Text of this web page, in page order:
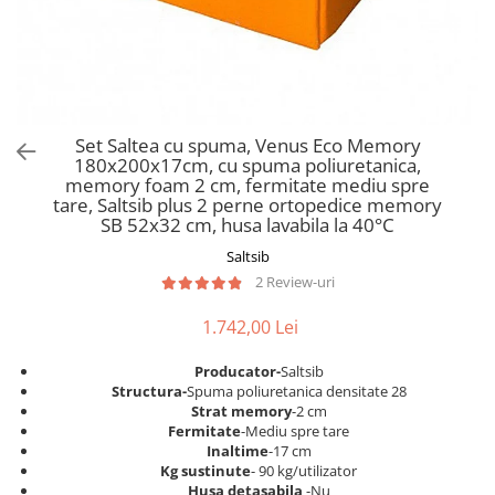
Saltele Memory Pocket
Saltele cu plasa arcuri
Saltele cu spuma
Saltele cu spuma poliuretanica
Saltele 160x200
Saltele 180x200
Top saltele
Scaune pentru living
Seturi comode living si vitrine
Mobila living
Set mese plus scaune
Etajere Birou
Dulap birou
Birouri
Scaune pentru birou
Scaune pentru vizitatori
Scaune birou copii
Scaune resigilate
Scaune gradinita
Scaune terasa si outdoor
Set Saltea cu spuma, Venus Eco Memory
180x200x17cm, cu spuma poliuretanica,
memory foam 2 cm, fermitate mediu spre
tare, Saltsib plus 2 perne ortopedice memory
SB 52x32 cm, husa lavabila la 40°C
Saltsib
2 Review-uri
1.742,00 Lei
Producator-Saltsib
Structura-Spuma poliuretanica densitate 28
Strat memory-2 cm
Fermitate-Mediu spre tare
Inaltime-17 cm
Kg sustinute- 90 kg/utilizator
Husa detasabila -Nu